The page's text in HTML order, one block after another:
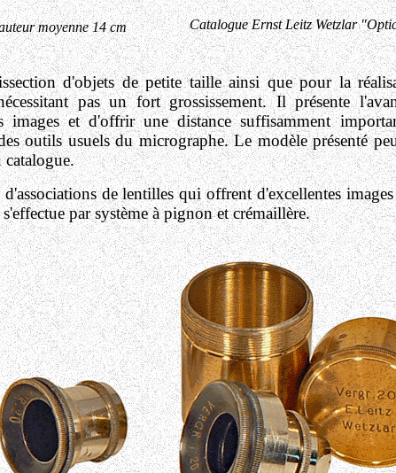
moyenne 14 cm
Catalogue Ernst Leitz Wetzlar
d'objets de petite taille ainsi que pour la
pas un fort grossissement. Il présente
images et d'offrir une distance suffisamment
outils usuels du micrographe. Le modèle présenté
de lentilles qui offrent d'excellentes
par système à pignon et crémaillère.